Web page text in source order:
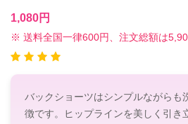
1,080円
※ 送料全国一律600円、注文総額は
バックショーツはシンプルながらも
徴です。ヒップラインを美しく引き